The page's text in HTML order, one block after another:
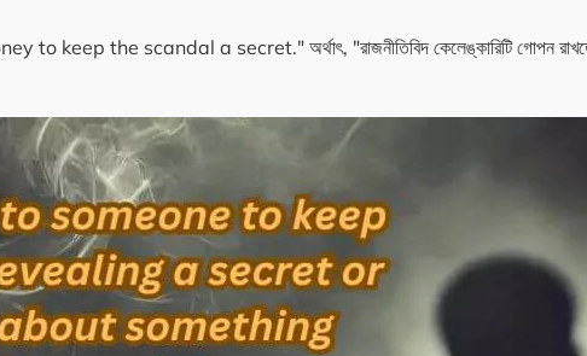
the scandal a secret." অর্থাৎ, "রাজনীতিবিদ কেলেঙ্কারিটি গোপন রাখতে